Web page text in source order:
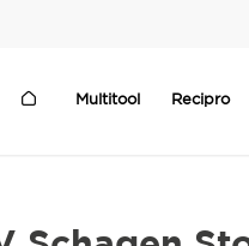
Multitool Recipro